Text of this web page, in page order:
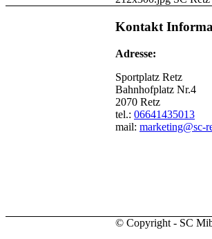
Kontakt
Adresse:
Sportplatz Retz
Bahnhofplatz Nr.4
2070 Retz
tel.: 06641435013
mail: marketing@sc-
© Copyright - SC